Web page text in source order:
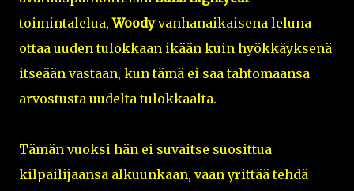
toimintalelua,Woodyvanhanaikaisena leluna
ottaa uuden tulokkaan ikään kuin hyökkäyksenä
itseään vastaan, kun tämä ei saa tahtomaansa
arvostusta uudelta tulokkaalta.
Tämän vuoksi hän ei suvaitse suosittua
kilpailijaansa alkuunkaan, vaan yrittää tehdä